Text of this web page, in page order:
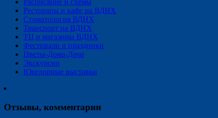
Расписание и схемы
Рестораны и кафе на ВДНХ
Стоматология ВДНХ
Транспорт на ВДНХ
ТЦ и магазины ВДНХ
Фестивали и праздники
Цветы-Дома-Дачи
Экскурсии
Ювелирные выставки
Отзывы, комментарии